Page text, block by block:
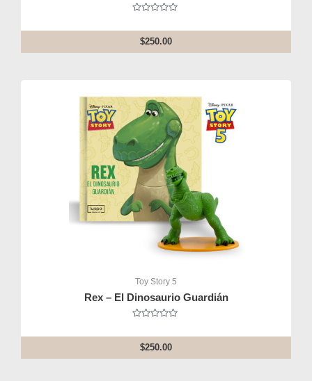
out
of
5
$250.00
Toy Story 5
Rex – El Dinosaurio Guardián
out
of
5
$250.00